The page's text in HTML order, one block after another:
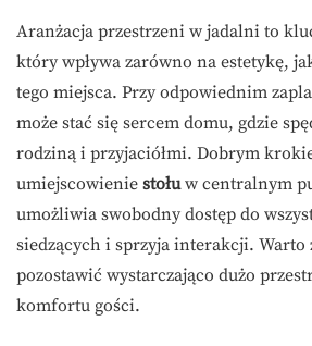
Aranżacja przestrzeni w jadalni to
który wpływa zarówno na estetykę,
tego miejsca. Przy odpowiednim
może stać się sercem domu, gdzie
rodziną i przyjaciółmi. Dobrym
umiejscowienie stołuw centralnym
umożliwia swobodny dostęp do
siedzących i sprzyja interakcji. Warto
pozostawić wystarczająco dużo
komfortu gości.